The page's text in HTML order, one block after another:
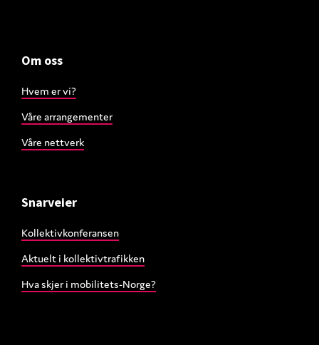
Om oss
Hvem er vi?
Våre arrangementer
Våre nettverk
Snarveier
Kollektivkonferansen
Aktuelt i kollektivtrafikken
Hva skjer i mobilitets-Norge?